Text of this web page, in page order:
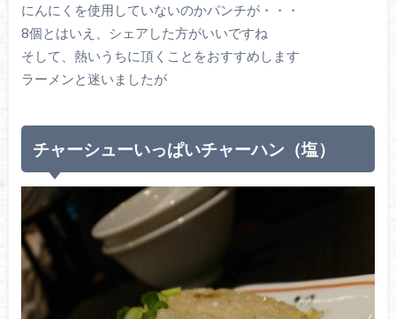
にんにくを使用していないのかパンチが・・・
8個とはいえ、シェアした方がいいですね
そして、熱いうちに頂くことをおすすめします
ラーメンと迷いましたが
チャーシューいっぱいチャーハン（塩）